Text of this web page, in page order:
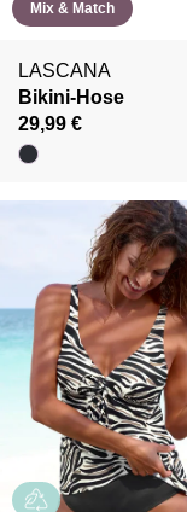
Mix & Match
LASCANA
Bikini-Hose
29,99 €